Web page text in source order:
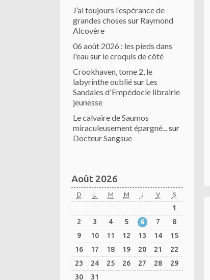
J’ai toujours l’espérance de
grandes choses sur Raymond
Alcovère
06 août 2026 : les pieds dans
l'eausur le croquis de côté
Crookhaven, tome 2, le
labyrinthe oubliésur Les
Sandales d'Empédocle librairie
jeunesse
Le calvaire de Saumos
miraculeusement épargné...sur
Docteur Sangsue
Août 2026
D L M M J V S
1
2
3 4 5 6 7
8
9
10 11 12 13 14
15
16
17 18 19 20 21
22
23
24 25 26 27 28
29
30
31